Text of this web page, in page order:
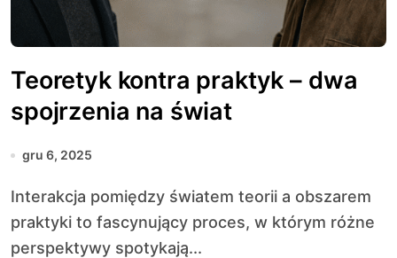
Teoretyk kontra praktyk – dwa
spojrzenia na świat
gru 6, 2025
Interakcja pomiędzy światem teorii a obszarem
praktyki to fascynujący proces, w którym różne
perspektywy spotykają...